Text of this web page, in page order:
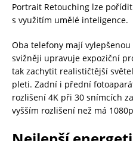
Portrait Retouching lze
s využitím umělé inteligence.
Oba telefony mají
svižněji upravuje expoziční
tak zachytit realističtější
pleti. Zadní i přední
rozlišení 4K při 30 snímcích
vyšším rozlišení než má